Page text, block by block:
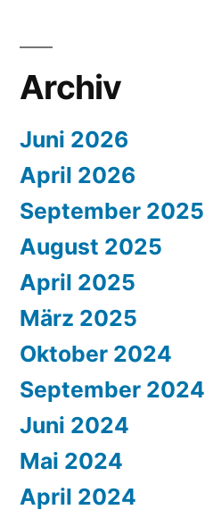
Archiv
Juni 2026
April 2026
September 2025
August 2025
April 2025
März 2025
Oktober 2024
September 2024
Juni 2024
Mai 2024
April 2024